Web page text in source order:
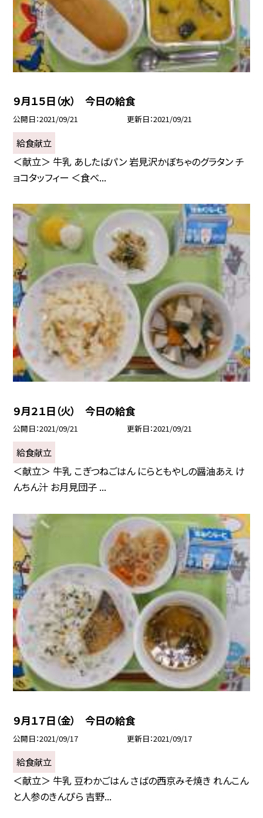
９月１５日（水） 今日の給食
公開日 2021/09/21 更新日 2021/09/21
給食献立
＜献立＞ 牛乳 あしたばパン 岩見沢かぼちゃのグラタン チ
ョコタッフィー ＜食べ...
９月２１日（火） 今日の給食
公開日 2021/09/21 更新日 2021/09/21
給食献立
＜献立＞ 牛乳 こぎつねごはん にらともやしの醤油あえ け
んちん汁 お月見団子 ...
９月１７日（金） 今日の給食
公開日 2021/09/17 更新日 2021/09/17
給食献立
＜献立＞ 牛乳 豆わかごはん さばの西京みそ焼き れんこん
と人参のきんぴら 吉野...